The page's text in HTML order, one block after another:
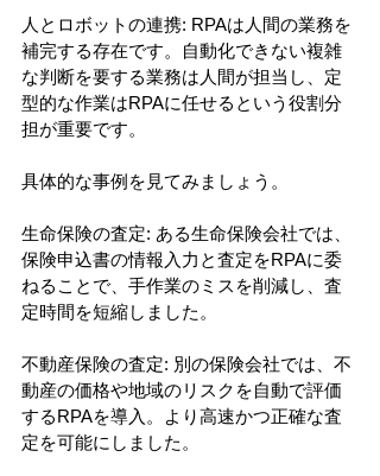
人とロボットの連携: RPAは人間の業務を
補完する存在です。自動化できない複雑
な判断を要する業務は人間が担当し、定
型的な作業はRPAに任せるという役割分
担が重要です。
具体的な事例を見てみましょう。
生命保険の査定: ある生命保険会社では、
保険申込書の情報入力と査定をRPAに委
ねることで、手作業のミスを削減し、査
定時間を短縮しました。
不動産保険の査定: 別の保険会社では、不
動産の価格や地域のリスクを自動で評価
するRPAを導入。より高速かつ正確な査
定を可能にしました。